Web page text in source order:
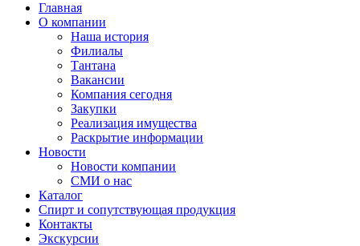
Главная
О компании
Наша история
Филиалы
Тантана
Вакансии
Компания сегодня
Закупки
Реализация имущества
Раскрытие информации
Новости
Новости компании
СМИ о нас
Каталог
Спирт и сопутствующая продукция
Контакты
Экскурсии